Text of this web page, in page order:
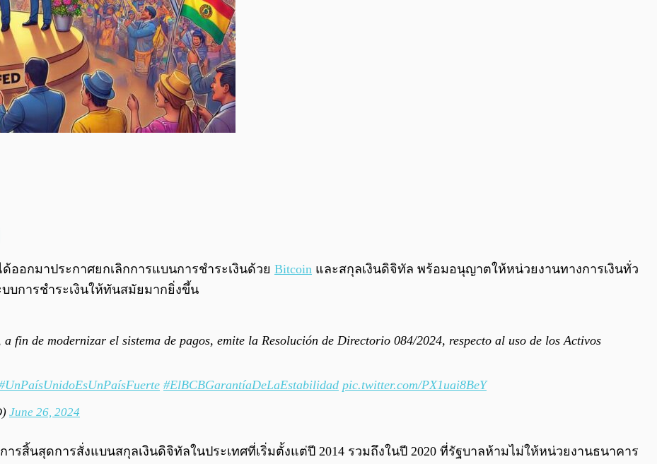
ด้ออกมาประกาศยกเลิกการแบนการชำระเงินด้วย Bitcoin และสกุลเงินดิจิทัล พร้อมอนุญาตให้หน่วยงานทางการเงินทั่ว
บการชำระเงินให้ทันสมัยมากยิ่งขึ้น
fin de modernizar el sistema de pagos, emite la Resolución de Directorio 084/2024, respecto al uso de los Activos
#ElBCBGarantíaDeLaEstabilidad pic.twitter.com/PX1uai8BeY
June 26, 2024
รสิ้นสุดการสั่งแบนสกุลเงินดิจิทัลในประเทศที่เริ่มตั้งแต่ปี 2014 รวมถึงในปี 2020 ที่รัฐบาลห้ามไม่ให้หน่วยงานธนาคาร